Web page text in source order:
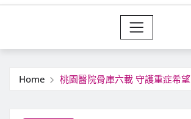
Home 桃園醫院骨庫六載 守護重症希望